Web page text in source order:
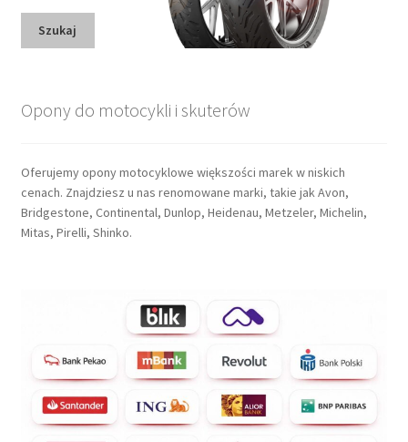
Szukaj
Opony do motocykli i skuterów
Oferujemy opony motocyklowe większości marek w niskich
cenach. Znajdziesz u nas renomowane marki, takie jak Avon,
Bridgestone, Continental, Dunlop, Heidenau, Metzeler, Michelin,
Mitas, Pirelli, Shinko.